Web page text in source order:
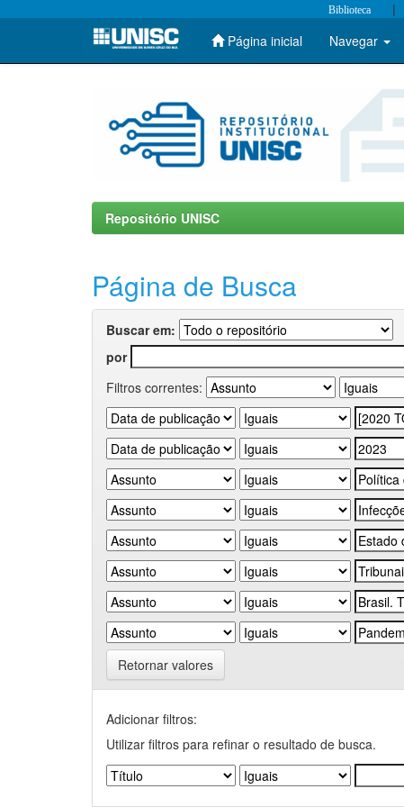
Skip
Biblioteca |
Página inicial Navegar
Repositório UNISC
Página de Busca
Buscar em:
por
Filtros correntes:
Retornar valores
Adicionar filtros:
Utilizar filtros para refinar o resultado de busca.